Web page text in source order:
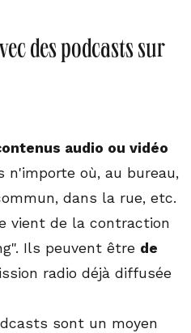
des podcasts sur
audio ou vidéo
n'importe où, au bureau,
dans la rue, etc.
vient de la contraction
Ils peuvent être de
radio déjà diffusée
sont un moyen